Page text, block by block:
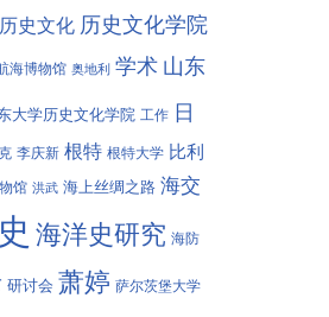
历史文化 历史文化学院
海博物馆 奥地利 学术 山东
大学历史文化学院 工作 日
李庆新 根特 根特大学 比利
馆 洪武 海上丝绸之路 海交
海洋史研究 海防
研讨会 萧婷 萨尔茨堡大学